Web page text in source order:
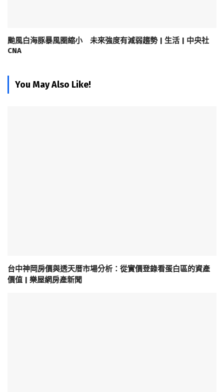
颱風白海豚暴風圈縮小 未來強度有減弱趨勢 | 生活 | 中央社
CNA
You May Also Like!
台中神岡房價與透天厝市場分析：從實價登錄看蛋白區的資產
價值 | 樂屋網房產新聞